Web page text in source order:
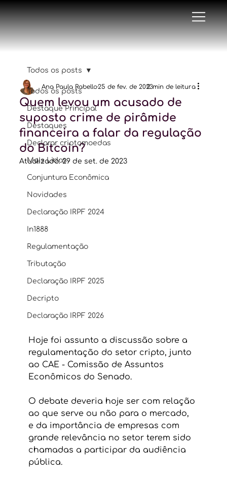
Todos os posts
Destaque Principal
Destaques
Declarar criptomoedas
Mais Lidas
Conjuntura Econômica
Novidades
Declaração IRPF 2024
In1888
Regulamentação
Tributação
Declaração IRPF 2025
Decripto
Declaração IRPF 2026
Todos os posts
Quem levou um acusado de
suposto crime de pirâmide
financeira a falar da regulação
do Bitcoin?
Ana Paula Rabello25 de fev. de 20232 min de leitura
Atualizado:29 de set. de 2023
Hoje foi assunto a discussão sobre a
regulamentação do setor cripto, junto
ao CAE - Comissão de Assuntos
Econômicos do Senado.
O debate deveria hoje ser com relação
ao que serve ou não para o mercado,
e da importância de empresas com
grande relevância no setor terem sido
chamadas a participar da audiência
pública.